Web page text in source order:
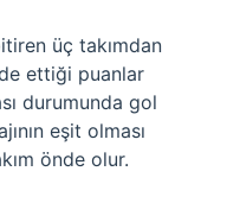
üç takımdan
ettiği puanlar
durumunda gol
eşit olması
önde olur.